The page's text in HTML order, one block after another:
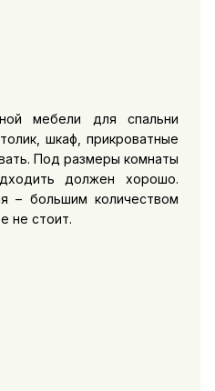
мебели для спальни
шкаф, прикроватные
Под размеры комнаты
должен хорошо.
– большим количеством
не стоит.